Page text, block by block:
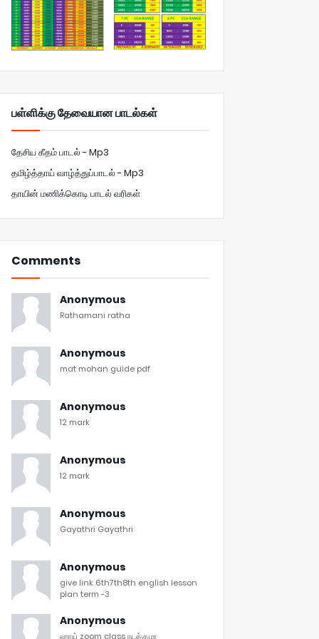
பள்ளிக்கு தேவையான பாடல்கள்
தேசிய கீதம் பாடல் - Mp3
தமிழ்த்தாய் வாழ்த்துப்பாடல் - Mp3
தாயின் மணிக்கொடி பாடல் வரிகள்
Comments
Anonymous
Rathamani ratha
Anonymous
mat mohan guide pdf
Anonymous
12 mark
Anonymous
12 mark
Anonymous
Gayathri Gayathri
Anonymous
give link 6th7th8th english lesson
plan term -3
Anonymous
ஹாய் zoom class நடக்குமா